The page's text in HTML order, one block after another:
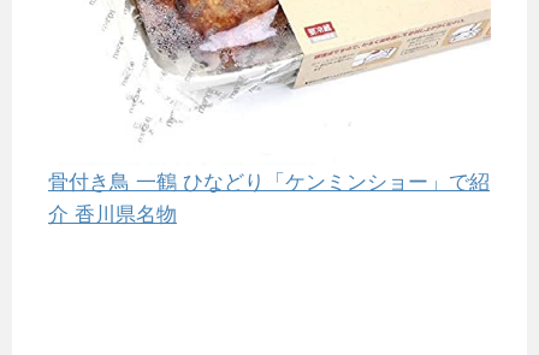
骨付き鳥 一鶴 ひなどり「ケンミンショー」で紹
介 香川県名物